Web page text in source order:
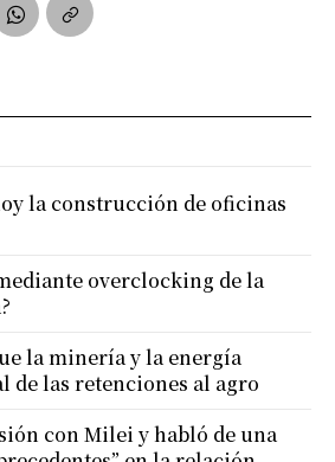
la construcción de oficinas
overclocking de la
la minería y la energía
de las retenciones al agro
con Milei y habló de una